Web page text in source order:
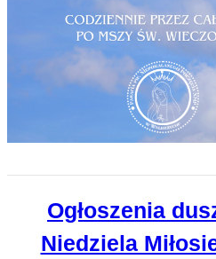
Ogłoszenia
Niedziela